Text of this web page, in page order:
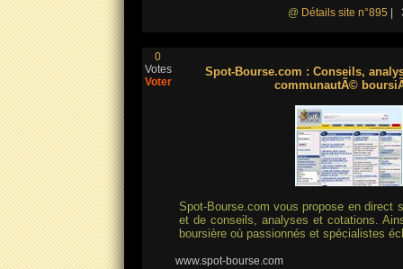
@ Détails site n°895 |
0
Votes
Voter
Spot-Bourse.com : Conseils,
communautÃ©
Spot-Bourse.com vous propose en direct
et de conseils, analyses et cotations.
boursière où passionnés et spécialistes
www.spot-bourse.com